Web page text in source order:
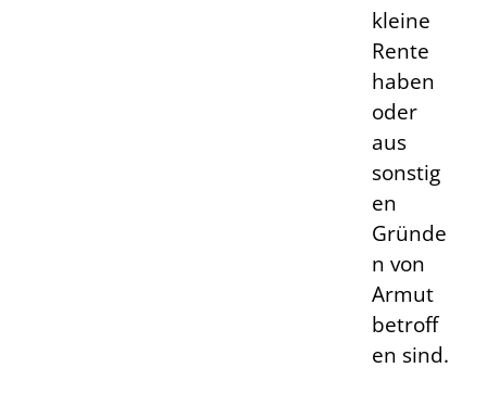
kleine
Rente
haben
oder
aus
sonstig
en
Gründe
n von
Armut
betroff
en sind.